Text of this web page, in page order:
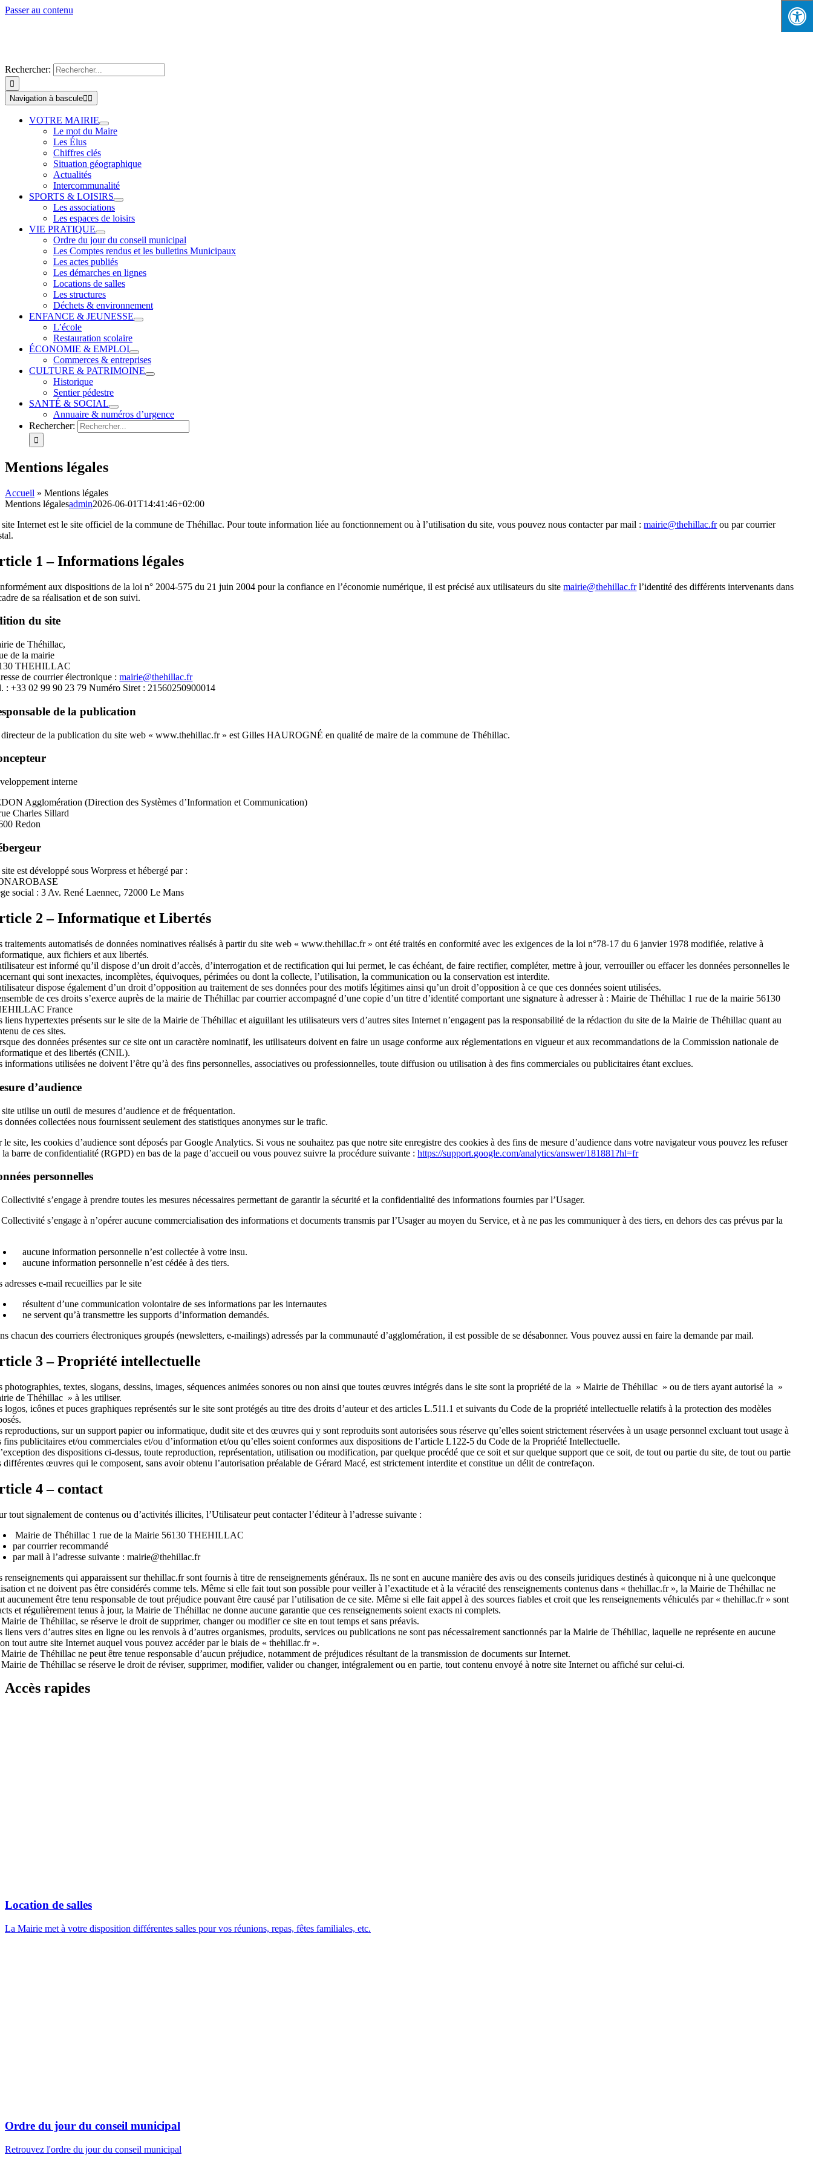
Passer au contenu
Rechercher:
Navigation à bascule
VOTRE MAIRIE
Le mot du Maire
Les Élus
Chiffres clés
Situation géographique
Actualités
Intercommunalité
SPORTS & LOISIRS
Les associations
Les espaces de loisirs
VIE PRATIQUE
Ordre du jour du conseil municipal
Les Comptes rendus et les bulletins Municipaux
Les actes publiés
Les démarches en lignes
Locations de salles
Les structures
Déchets & environnement
ENFANCE & JEUNESSE
L’école
Restauration scolaire
ÉCONOMIE & EMPLOI
Commerces & entreprises
CULTURE & PATRIMOINE
Historique
Sentier pédestre
SANTÉ & SOCIAL
Annuaire & numéros d’urgence
Rechercher:
Mentions légales
Accueil » Mentions légales
Mentions légalesadmin2026-06-01T14:41:46+02:00
site Internet est le site officiel de la commune de Théhillac. Pour toute information liée au fonctionnement ou à l’utilisation du site, vous pouvez nous contacter par mail :mairie@thehillac.frou par courrier
1 – Informations légales
aux dispositions de la loi n° 2004-575 du 21 juin 2004 pour la confiance en l’économie numérique, il est précisé aux utilisateurs du sitemairie@thehillac.frl’identité des différents intervenants dans
de sa réalisation et de son suivi.
du site
de Théhillac,
de la mairie
THEHILLAC
de courrier électronique :mairie@thehillac.fr
: +33 02 99 90 23 79 Numéro Siret : 21560250900014
de la publication
de la publication du site web « www.thehillac.fr » est Gilles HAUROGNÉ en qualité de maire de la commune de Théhillac.
interne
Agglomération (Direction des Systèmes d’Information et Communication)
Charles Sillard
Redon
est développé sous Worpress et hébergé par :
social : 3 Av. René Laennec, 72000 Le Mans
2 – Informatique et Libertés
traitements automatisés de données nominatives réalisés à partir du site web « www.thehillac.fr » ont été traités en conformité avec les exigences de la loi n°78-17 du 6 janvier 1978 modifiée, relative à
aux fichiers et aux libertés.
est informé qu’il dispose d’un droit d’accès, d’interrogation et de rectification qui lui permet, le cas échéant, de faire rectifier, compléter, mettre à jour, verrouiller ou effacer les données personnelles le
qui sont inexactes, incomplètes, équivoques, périmées ou dont la collecte, l’utilisation, la communication ou la conservation est interdite.
dispose également d’un droit d’opposition au traitement de ses données pour des motifs légitimes ainsi qu’un droit d’opposition à ce que ces données soient utilisées.
de ces droits s’exerce auprès de la mairie de Théhillac par courrier accompagné d’une copie d’un titre d’identité comportant une signature à adresser à : Mairie de Théhillac 1 rue de la mairie 56130
France
liens hypertextes présents sur le site de la Mairie de Théhillac et aiguillant les utilisateurs vers d’autres sites Internet n’engagent pas la responsabilité de la rédaction du site de la Mairie de Théhillac quant au
de ces sites.
des données présentes sur ce site ont un caractère nominatif, les utilisateurs doivent en faire un usage conforme aux réglementations en vigueur et aux recommandations de la Commission nationale de
et des libertés (CNIL).
informations utilisées ne doivent l’être qu’à des fins personnelles, associatives ou professionnelles, toute diffusion ou utilisation à des fins commerciales ou publicitaires étant exclues.
d’audience
site utilise un outil de mesures d’audience et de fréquentation.
données collectées nous fournissent seulement des statistiques anonymes sur le trafic.
le site, les cookies d’audience sont déposés par Google Analytics. Si vous ne souhaitez pas que notre site enregistre des cookies à des fins de mesure d’audience dans votre navigateur vous pouvez les refuser
la barre de confidentialité (RGPD) en bas de la page d’accueil ou vous pouvez suivre la procédure suivante :https://support.google.com/analytics/answer/181881?hl=fr
personnelles
s’engage à prendre toutes les mesures nécessaires permettant de garantir la sécurité et la confidentialité des informations fournies par l’Usager.
s’engage à n’opérer aucune commercialisation des informations et documents transmis par l’Usager au moyen du Service, et à ne pas les communiquer à des tiers, en dehors des cas prévus par la
aucune information personnelle n’est collectée à votre insu.
aucune information personnelle n’est cédée à des tiers.
adresses e-mail recueillies par le site
résultent d’une communication volontaire de ses informations par les internautes
ne servent qu’à transmettre les supports d’information demandés.
chacun des courriers électroniques groupés (newsletters, e-mailings) adressés par la communauté d’agglomération, il est possible de se désabonner. Vous pouvez aussi en faire la demande par mail.
3 – Propriété intellectuelle
photographies, textes, slogans, dessins, images, séquences animées sonores ou non ainsi que toutes œuvres intégrés dans le site sont la propriété de la » Mairie de Théhillac » ou de tiers ayant autorisé la »
de Théhillac » à les utiliser.
logos, icônes et puces graphiques représentés sur le site sont protégés au titre des droits d’auteur et des articles L.511.1 et suivants du Code de la propriété intellectuelle relatifs à la protection des modèles
reproductions, sur un support papier ou informatique, dudit site et des œuvres qui y sont reproduits sont autorisées sous réserve qu’elles soient strictement réservées à un usage personnel excluant tout usage à
fins publicitaires et/ou commerciales et/ou d’information et/ou qu’elles soient conformes aux dispositions de l’article L122-5 du Code de la Propriété Intellectuelle.
des dispositions ci-dessus, toute reproduction, représentation, utilisation ou modification, par quelque procédé que ce soit et sur quelque support que ce soit, de tout ou partie du site, de tout ou partie
différentes œuvres qui le composent, sans avoir obtenu l’autorisation préalable de Gérard Macé, est strictement interdite et constitue un délit de contrefaçon.
4 – contact
tout signalement de contenus ou d’activités illicites, l’Utilisateur peut contacter l’éditeur à l’adresse suivante :
Mairie de Théhillac 1 rue de la Mairie 56130 THEHILLAC
par courrier recommandé
par mail à l’adresse suivante : mairie@thehillac.fr
renseignements qui apparaissent sur thehillac.fr sont fournis à titre de renseignements généraux. Ils ne sont en aucune manière des avis ou des conseils juridiques destinés à quiconque ni à une quelconque
et ne doivent pas être considérés comme tels. Même si elle fait tout son possible pour veiller à l’exactitude et à la véracité des renseignements contenus dans « thehillac.fr », la Mairie de Théhillac ne
aucunement être tenu responsable de tout préjudice pouvant être causé par l’utilisation de ce site. Même si elle fait appel à des sources fiables et croit que les renseignements véhiculés par « thehillac.fr » sont
et régulièrement tenus à jour, la Mairie de Théhillac ne donne aucune garantie que ces renseignements soient exacts ni complets.
de Théhillac, se réserve le droit de supprimer, changer ou modifier ce site en tout temps et sans préavis.
liens vers d’autres sites en ligne ou les renvois à d’autres organismes, produits, services ou publications ne sont pas nécessairement sanctionnés par la Mairie de Théhillac, laquelle ne représente en aucune
tout autre site Internet auquel vous pouvez accéder par le biais de « thehillac.fr ».
de Théhillac ne peut être tenue responsable d’aucun préjudice, notamment de préjudices résultant de la transmission de documents sur Internet.
de Théhillac se réserve le droit de réviser, supprimer, modifier, valider ou changer, intégralement ou en partie, tout contenu envoyé à notre site Internet ou affiché sur celui-ci.
Accès rapides
Location de salles
La Mairie met à votre disposition différentes salles pour vos réunions, repas, fêtes familiales, etc.
Ordre du jour du conseil municipal
Retrouvez l'ordre du jour du conseil municipal